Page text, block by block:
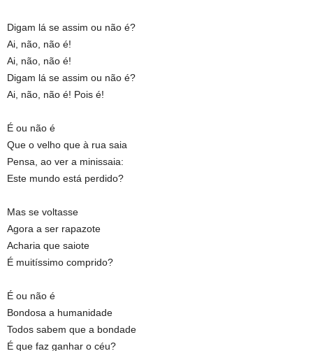
Digam lá se assim ou não é?
Ai, não, não é!
Ai, não, não é!
Digam lá se assim ou não é?
Ai, não, não é! Pois é!
É ou não é
Que o velho que à rua saia
Pensa, ao ver a minissaia:
Este mundo está perdido?
Mas se voltasse
Agora a ser rapazote
Acharia que saiote
É muitíssimo comprido?
É ou não é
Bondosa a humanidade
Todos sabem que a bondade
É que faz ganhar o céu?